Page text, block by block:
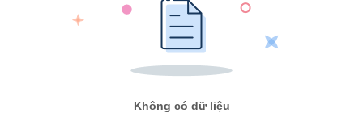
Không có dữ liệu